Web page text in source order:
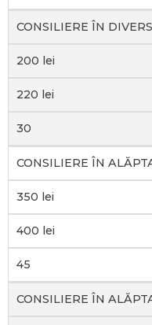
CONSILIERE ÎN
200 lei
220 lei
30
CONSILIERE ÎN
350 lei
400 lei
45
CONSILIERE ÎN